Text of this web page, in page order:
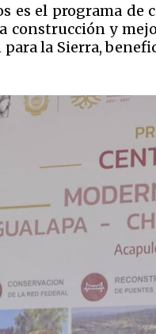
es el programa de
construcción y
para la Sierra,